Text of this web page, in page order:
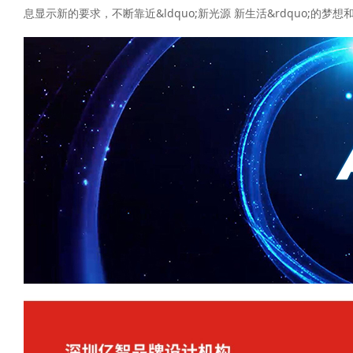
息显示新的要求，不断靠近&ldquo;新光源 新生活&rdquo;的梦想